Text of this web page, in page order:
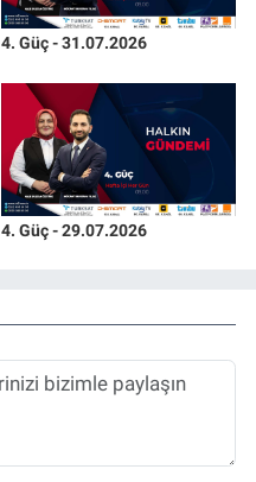
4. Güç - 31.07.2026
4. Güç - 29.07.2026